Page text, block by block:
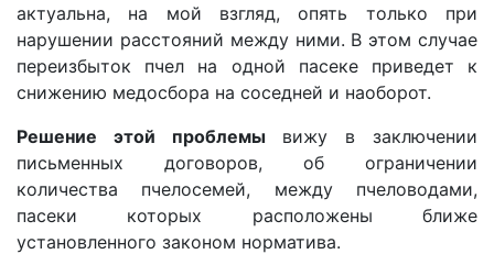
актуальна, на мой взгляд, опять только при
нарушении расстояний между ними. В этом случае
переизбыток пчел на одной пасеке приведет к
снижению медосбора на соседней и наоборот.
Решение этой проблемывижу в заключении
письменных договоров, об ограничении
количества пчелосемей, между пчеловодами,
пасеки которых расположены ближе
установленного законом норматива.